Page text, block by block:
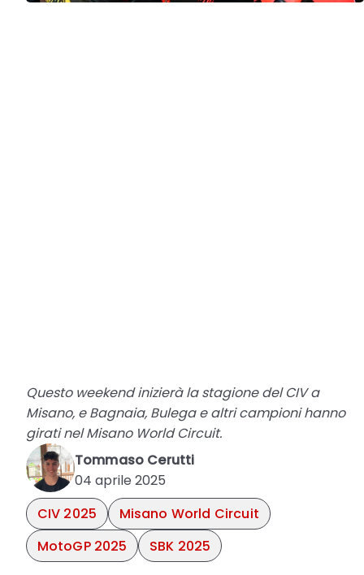
Questo weekend inizierà la stagione del CIV a
Misano, e Bagnaia, Bulega e altri campioni hanno
girati nel Misano World Circuit.
Tommaso Cerutti
04 aprile 2025
CIV 2025
Misano World Circuit
MotoGP 2025
SBK 2025